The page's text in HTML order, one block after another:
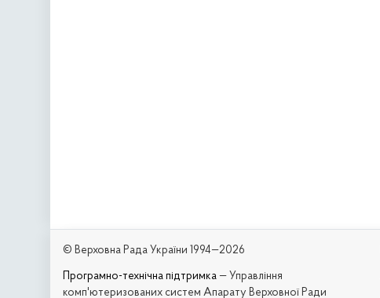
© Верховна Рада України 1994—2026
Програмно-технічна підтримка — Управління
комп'ютеризованих систем Апарату Верховної Ради